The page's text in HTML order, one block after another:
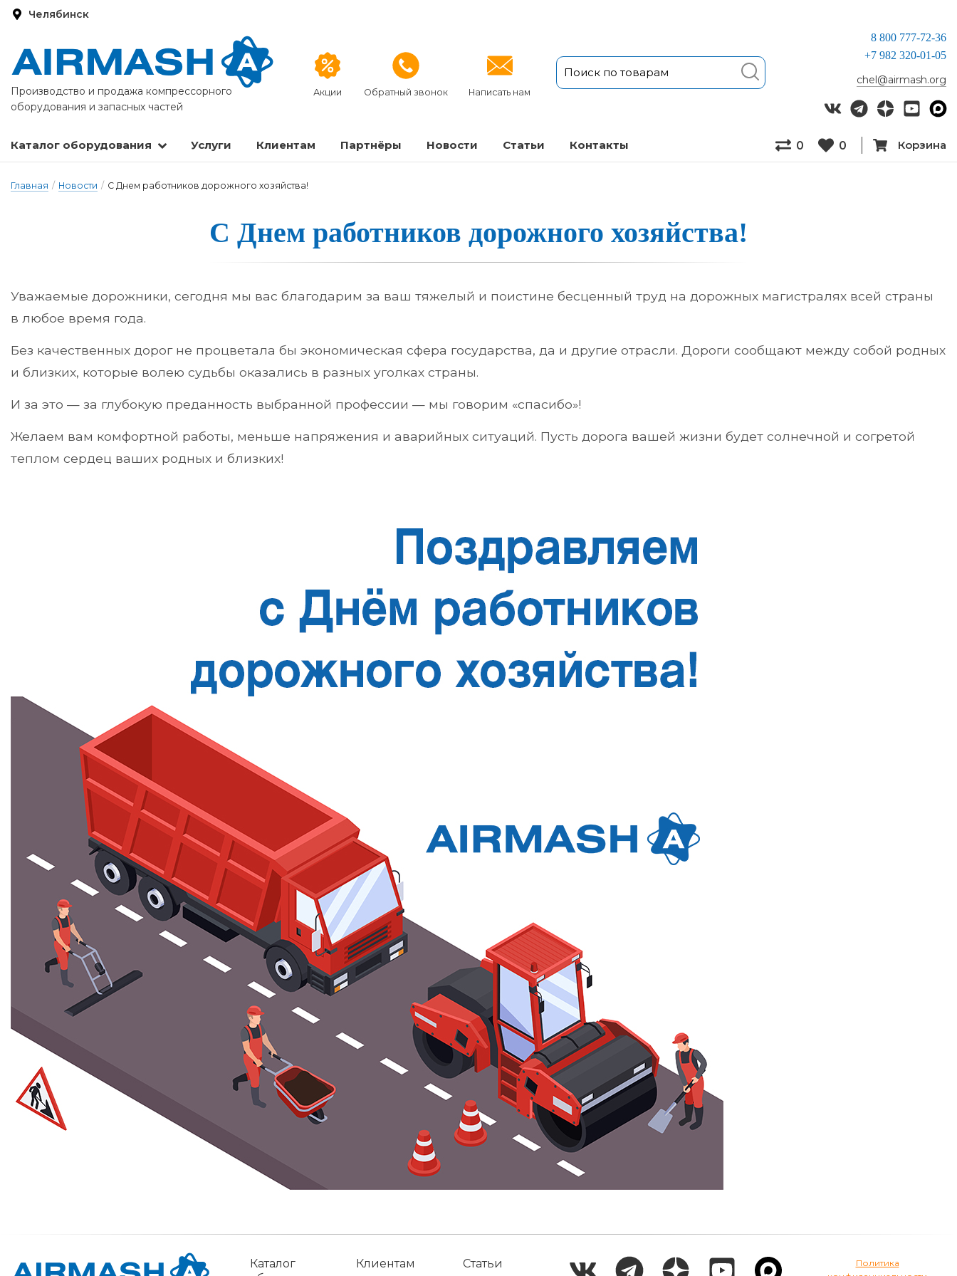
Челябинск
Производство и продажа компрессорного
оборудования и запасных частей
Акции Обратный звонок Написать нам
8 800 777-72-36
+7 982 320-01-05
chel@airmash.org
Каталог оборудования Услуги Клиентам Партнёры Новости Статьи Кон­так­ты 0 0 Корзина
Главная / Новости / С Днем работников дорожного хозяйства!
С Днем работни­ков до­рож­но­го хо­зяй­ства!
Уважаемые дорожники, сегодня мы вас благодарим за ваш тяжелый и поистине бесценный труд на дорожных магистралях всей страны
в любое время года.
Без качественных дорог не процветала бы экономическая сфера государства, да и другие отрасли. Дороги сообщают между собой родных
и близких, которые волею судьбы оказались в разных уголках страны.
И за это — за глубокую преданность выбранной профессии — мы говорим «спасибо»!
Желаем вам комфортной работы, меньше напряжения и аварийных ситуаций. Пусть дорога вашей жизни будет солнечной и согретой
теплом сердец ваших родных и близких!
Ка­талог
Клиентам Статьи
Политика